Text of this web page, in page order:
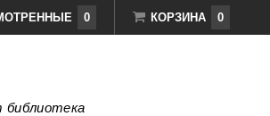
0 КОРЗИНА 0
библиотека